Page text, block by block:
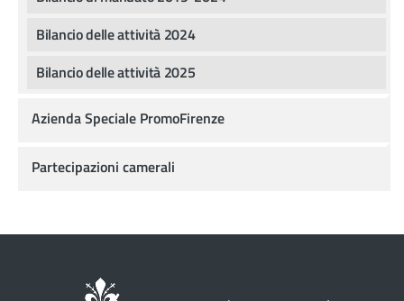
Bilancio delle attività 2024
Bilancio delle attività 2025
Azienda Speciale PromoFirenze
Partecipazioni camerali